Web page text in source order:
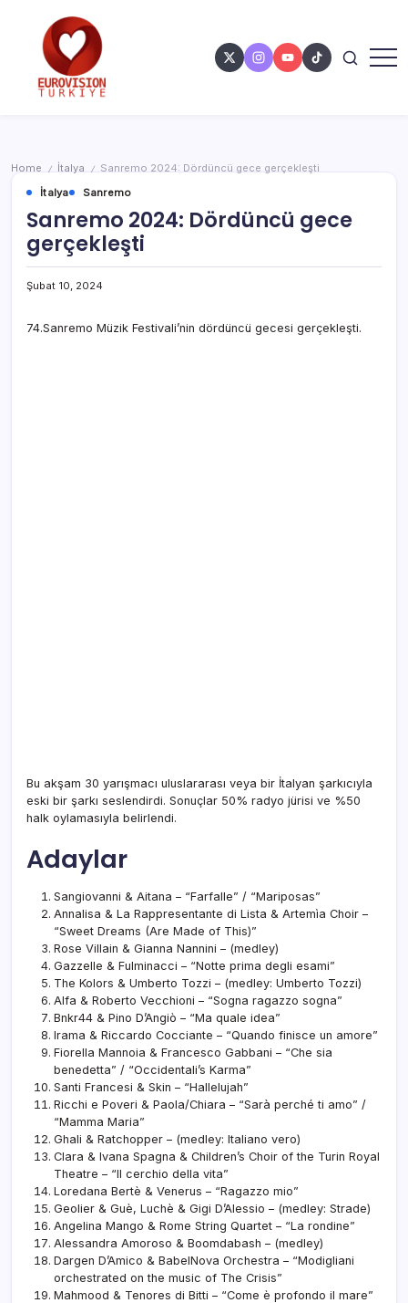
Home / İtalya /
Sanremo 2024: Dördüncü gece gerçekleşti
İtalya
Sanremo
Sanremo 2024: Dördüncü gece
gerçekleşti
Şubat 10, 2024
74.Sanremo Müzik Festivali’nin dördüncü gecesi gerçekleşti.
Bu akşam 30 yarışmacı uluslararası veya bir İtalyan şarkıcıyla
eski bir şarkı seslendirdi. Sonuçlar 50% radyo jürisi ve %50
halk oylamasıyla belirlendi.
Adaylar
Sangiovanni & Aitana – “Farfalle” / “Mariposas”
Annalisa & La Rappresentante di Lista & Artemìa Choir –
“Sweet Dreams (Are Made of This)”
Rose Villain & Gianna Nannini – (medley)
Gazzelle & Fulminacci – “Notte prima degli esami”
The Kolors & Umberto Tozzi – (medley: Umberto Tozzi)
Alfa & Roberto Vecchioni – “Sogna ragazzo sogna”
Bnkr44 & Pino D’Angiò – “Ma quale idea”
Irama & Riccardo Cocciante – “Quando finisce un amore”
Fiorella Mannoia & Francesco Gabbani – “Che sia
benedetta” / “Occidentali’s Karma”
Santi Francesi & Skin – “Hallelujah”
Ricchi e Poveri & Paola/Chiara – “Sarà perché ti amo” /
“Mamma Maria”
Ghali & Ratchopper – (medley: Italiano vero)
Clara & Ivana Spagna & Children’s Choir of the Turin Royal
Theatre – “Il cerchio della vita”
Loredana Bertè & Venerus – “Ragazzo mio”
Geolier & Guè, Luchè & Gigi D’Alessio – (medley: Strade)
Angelina Mango & Rome String Quartet – “La rondine”
Alessandra Amoroso & Boomdabash – (medley)
Dargen D’Amico & BabelNova Orchestra – “Modigliani
orchestrated on the music of The Crisis”
Mahmood & Tenores di Bitti – “Come è profondo il mare”